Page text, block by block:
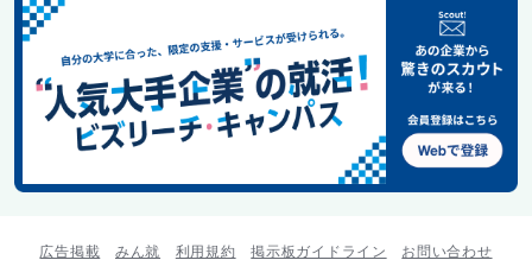
広告掲載 みん就 利用規約 掲示板ガイドライン お問い合わせ